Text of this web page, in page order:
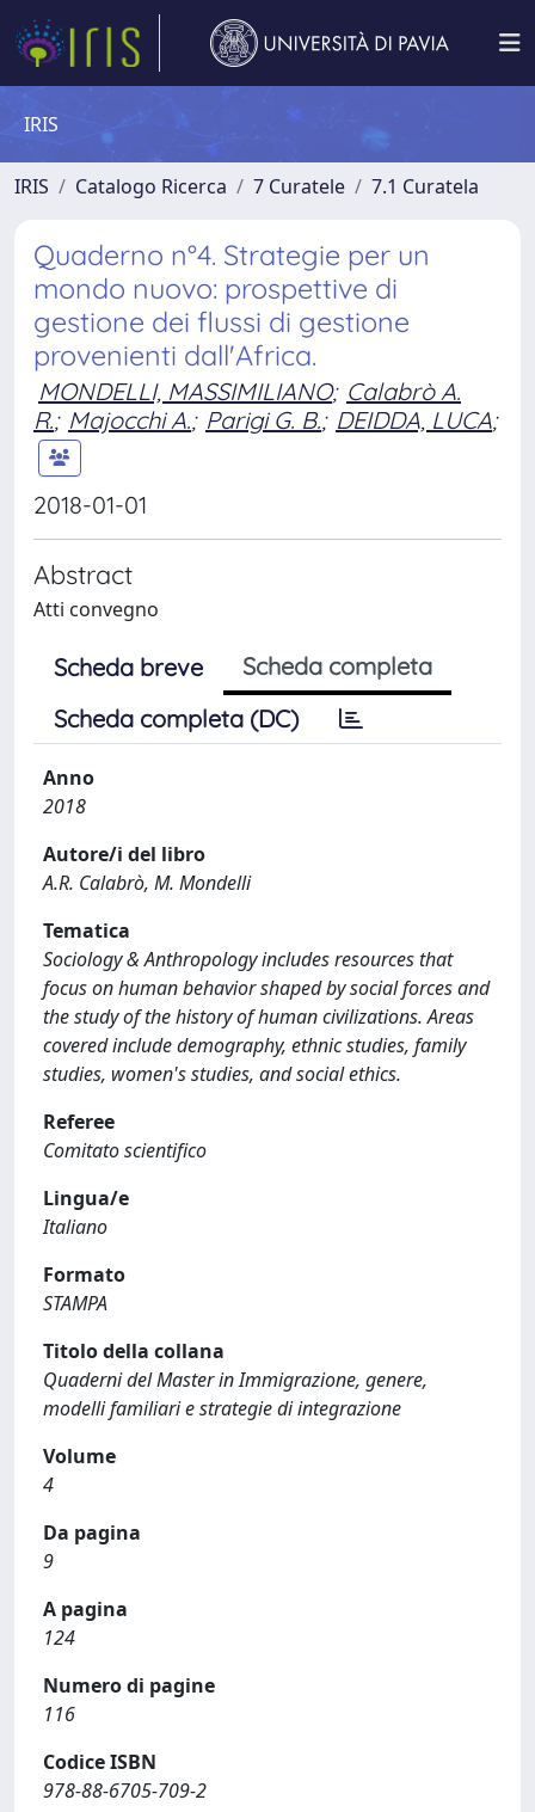
IRIS
IRIS Catalogo Ricerca 7 Curatele 7.1 Curatela
Quaderno n°4. Strategie per un
mondo nuovo: prospettive di
gestione dei flussi di gestione
provenienti dall'Africa.
MONDELLI, MASSIMILIANO; Calabrò A.
R.; Majocchi A.; Parigi G. B.; DEIDDA, LUCA;
2018-01-01
Abstract
Atti convegno
Scheda breve
Scheda completa
Scheda completa (DC)
Anno
2018
Autore/i del libro
A.R. Calabrò, M. Mondelli
Tematica
Sociology & Anthropology includes resources that
focus on human behavior shaped by social forces and
the study of the history of human civilizations. Areas
covered include demography, ethnic studies, family
studies, women's studies, and social ethics.
Referee
Comitato scientifico
Lingua/e
Italiano
Formato
STAMPA
Titolo della collana
Quaderni del Master in Immigrazione, genere,
modelli familiari e strategie di integrazione
Volume
4
Da pagina
9
A pagina
124
Numero di pagine
116
Codice ISBN
978-88-6705-709-2